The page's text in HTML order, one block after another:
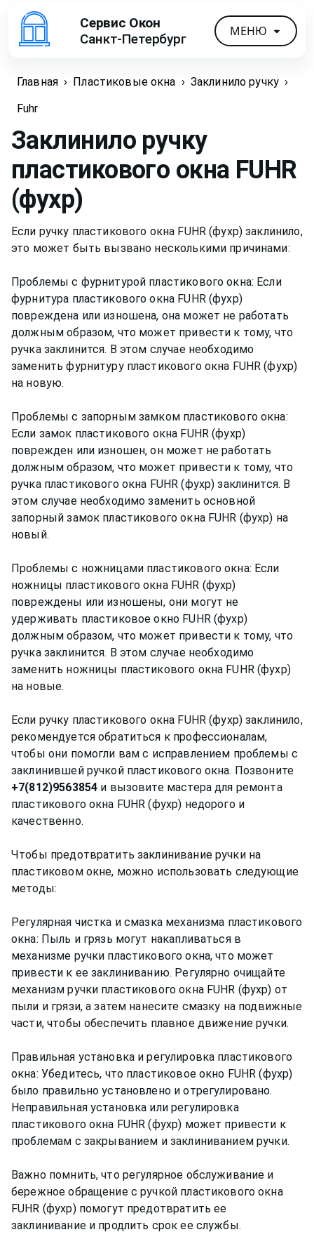
Сервис Окон
Санкт-Петербург
МЕНЮ
Главная › Пластиковые окна › Заклинило ручку ›
Fuhr
Заклинило ручку
пластикового окна FUHR
(фухр)
Если ручку пластикового окна FUHR (фухр) заклинило,
это может быть вызвано несколькими причинами:
Проблемы с фурнитурой пластикового окна: Если
фурнитура пластикового окна FUHR (фухр)
повреждена или изношена, она может не работать
должным образом, что может привести к тому, что
ручка заклинится. В этом случае необходимо
заменить фурнитуру пластикового окна FUHR (фухр)
на новую.
Проблемы с запорным замком пластикового окна:
Если замок пластикового окна FUHR (фухр)
поврежден или изношен, он может не работать
должным образом, что может привести к тому, что
ручка пластикового окна FUHR (фухр) заклинится. В
этом случае необходимо заменить основной
запорный замок пластикового окна FUHR (фухр) на
новый.
Проблемы с ножницами пластикового окна: Если
ножницы пластикового окна FUHR (фухр)
повреждены или изношены, они могут не
удерживать пластиковое окно FUHR (фухр)
должным образом, что может привести к тому, что
ручка заклинится. В этом случае необходимо
заменить ножницы пластикового окна FUHR (фухр)
на новые.
Если ручку пластикового окна FUHR (фухр) заклинило,
рекомендуется обратиться к профессионалам,
чтобы они помогли вам с исправлением проблемы с
заклинившей ручкой пластикового окна. Позвоните
+7(812)9563854 и вызовите мастера для ремонта
пластикового окна FUHR (фухр) недорого и
качественно.
Чтобы предотвратить заклинивание ручки на
пластиковом окне, можно использовать следующие
методы:
Регулярная чистка и смазка механизма пластикового
окна: Пыль и грязь могут накапливаться в
механизме ручки пластикового окна, что может
привести к ее заклиниванию. Регулярно очищайте
механизм ручки пластикового окна FUHR (фухр) от
пыли и грязи, а затем нанесите смазку на подвижные
части, чтобы обеспечить плавное движение ручки.
Правильная установка и регулировка пластикового
окна: Убедитесь, что пластиковое окно FUHR (фухр)
было правильно установлено и отрегулировано.
Неправильная установка или регулировка
пластикового окна FUHR (фухр) может привести к
проблемам с закрыванием и заклиниванием ручки.
Важно помнить, что регулярное обслуживание и
бережное обращение с ручкой пластикового окна
FUHR (фухр) помогут предотвратить ее
заклинивание и продлить срок ее службы.